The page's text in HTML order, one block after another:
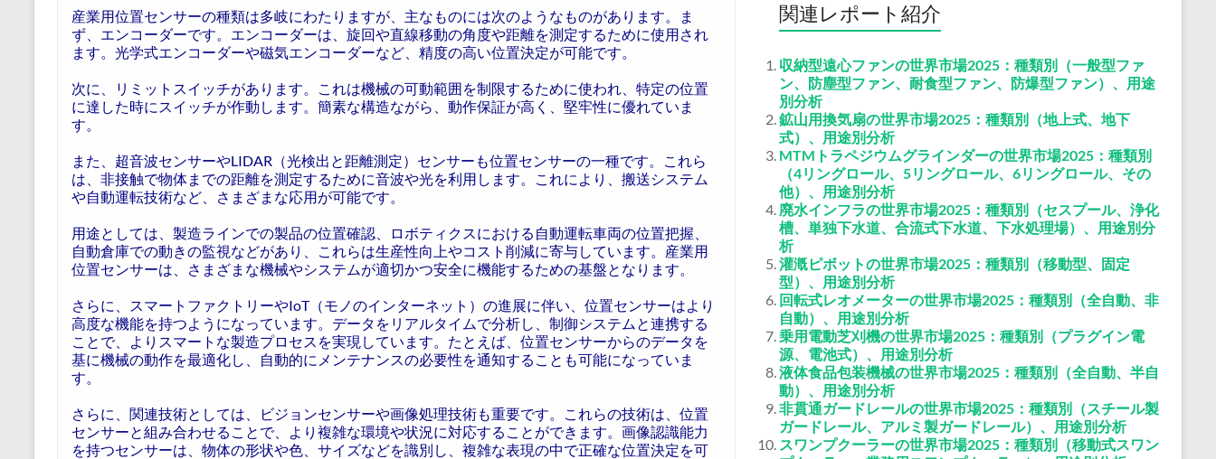
産業用位置センサーの種類は多岐にわたりますが、主なものには次のようなものがあります。ま
ず、エンコーダーです。エンコーダーは、旋回や直線移動の角度や距離を測定するために使用され
ます。光学式エンコーダーや磁気エンコーダーなど、精度の高い位置決定が可能です。
次に、リミットスイッチがあります。これは機械の可動範囲を制限するために使われ、特定の位置
に達した時にスイッチが作動します。簡素な構造ながら、動作保証が高く、堅牢性に優れていま
す。
また、超音波センサーやLIDAR（光検出と距離測定）センサーも位置センサーの一種です。これら
は、非接触で物体までの距離を測定するために音波や光を利用します。これにより、搬送システム
や自動運転技術など、さまざまな応用が可能です。
用途としては、製造ラインでの製品の位置確認、ロボティクスにおける自動運転車両の位置把握、
自動倉庫での動きの監視などがあり、これらは生産性向上やコスト削減に寄与しています。産業用
位置センサーは、さまざまな機械やシステムが適切かつ安全に機能するための基盤となります。
さらに、スマートファクトリーやIoT（モノのインターネット）の進展に伴い、位置センサーはより
高度な機能を持つようになっています。データをリアルタイムで分析し、制御システムと連携する
ことで、よりスマートな製造プロセスを実現しています。たとえば、位置センサーからのデータを
基に機械の動作を最適化し、自動的にメンテナンスの必要性を通知することも可能になっていま
す。
さらに、関連技術としては、ビジョンセンサーや画像処理技術も重要です。これらの技術は、位置
センサーと組み合わせることで、より複雑な環境や状況に対応することができます。画像認識能力
を持つセンサーは、物体の形状や色、サイズなどを識別し、複雑な表現の中で正確な位置決定を可
関連レポート紹介
収納型遠心ファンの世界市場2025：種類別（一般型ファ
ン、防塵型ファン、耐食型ファン、防爆型ファン）、用途
別分析
鉱山用換気扇の世界市場2025：種類別（地上式、地下
式）、用途別分析
MTMトラペジウムグラインダーの世界市場2025：種類別
（4リングロール、5リングロール、6リングロール、その
他）、用途別分析
廃水インフラの世界市場2025：種類別（セスプール、浄化
槽、単独下水道、合流式下水道、下水処理場）、用途別分
析
灌漑ピボットの世界市場2025：種類別（移動型、固定
型）、用途別分析
回転式レオメーターの世界市場2025：種類別（全自動、非
自動）、用途別分析
乗用電動芝刈機の世界市場2025：種類別（プラグイン電
源、電池式）、用途別分析
液体食品包装機械の世界市場2025：種類別（全自動、半自
動）、用途別分析
非貫通ガードレールの世界市場2025：種類別（スチール製
ガードレール、アルミ製ガードレール）、用途別分析
スワンプクーラーの世界市場2025：種類別（移動式スワン